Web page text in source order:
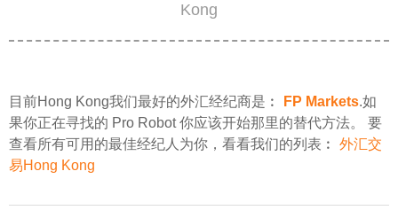
Kong
目前Hong Kong我们最好的外汇经纪商是︰ FP Markets.如
果你正在寻找的 Pro Robot 你应该开始那里的替代方法。 要
查看所有可用的最佳经纪人为你，看看我们的列表︰ 外汇交
易Hong Kong